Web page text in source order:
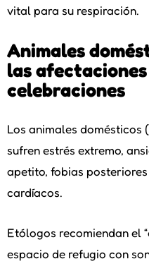
vital para su respiración.
Animales
las
celebraciones
Los animales domésticos
sufren estrés extremo,
apetito, fobias posteriores
cardíacos.
Etólogos recomiendan el
espacio de refugio con